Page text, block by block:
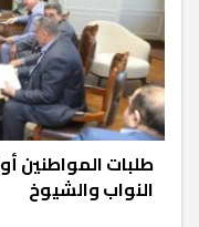
طلبات المواطنين
النواب والشيوخ